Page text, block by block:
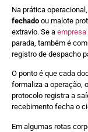
Na prática
fechado ou malote
extravio. Se a empresa
parada, também é
registro de despacho
O ponto é que cada
formaliza a operação,
protocolo registra a
recebimento fecha o
Em algumas rotas